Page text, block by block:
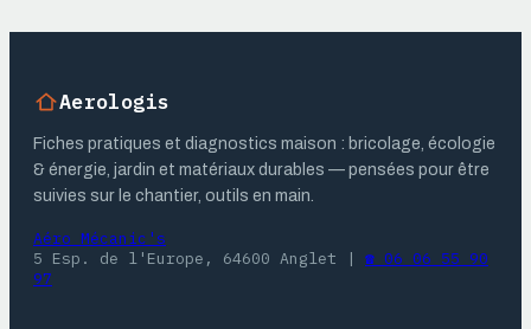
Aerologis
Fiches pratiques et diagnostics maison : bricolage, écologie
& énergie, jardin et matériaux durables — pensées pour être
suivies sur le chantier, outils en main.
Aéro Mécanic's
5 Esp. de l'Europe, 64600 Anglet | ☎ 06 06 55 90
97